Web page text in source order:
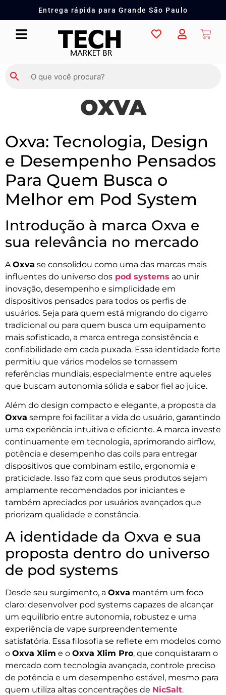
Entrega rápida para Grande São Paulo
OXVA
Oxva: Tecnologia, Design
e Desempenho Pensados
Para Quem Busca o
Melhor em Pod System
Introdução à marca Oxva e
sua relevância no mercado
AOxva se consolidou como uma das marcas mais
influentes do universo dos pod systems ao unir
inovação, desempenho e simplicidade em
dispositivos pensados para todos os perfis de
usuários. Seja para quem está migrando do cigarro
tradicional ou para quem busca um equipamento
mais sofisticado, a marca entrega consistência e
confiabilidade em cada puxada. Essa identidade forte
permitiu que vários modelos se tornassem
referências mundiais, especialmente entre aqueles
que buscam autonomia sólida e sabor fiel ao juice.
Além do design compacto e elegante, a proposta da
Oxva sempre foi facilitar a vida do usuário, garantindo
uma experiência intuitiva e eficiente. A marca investe
continuamente em tecnologia, aprimorando airflow,
potência e desempenho das coils para entregar
dispositivos que combinam estilo, ergonomia e
praticidade. Isso faz com que seus produtos sejam
amplamente recomendados por iniciantes e
também apreciados por usuários avançados que
priorizam qualidade e constância.
A identidade da Oxva e sua
proposta dentro do universo
de pod systems
Desde seu surgimento, a Oxva mantém um foco
claro: desenvolver pod systems capazes de alcançar
um equilíbrio entre autonomia, robustez e uma
experiência de vape surpreendentemente
satisfatória. Essa filosofia se reflete em modelos como
o Oxva Xlim e o Oxva Xlim Pro, que conquistaram o
mercado com tecnologia avançada, controle preciso
de potência e um desempenho estável, mesmo para
quem utiliza altas concentrações de NicSalt.